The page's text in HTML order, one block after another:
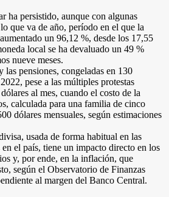
ha persistido, aunque con algunas
que va de año, período en el que la
un 96,12 %, desde los 17,55
local se ha devaluado un 49 %
nueve meses.
pensiones, congeladas en 130
pese a las múltiples protestas
al mes, cuando el costo de la
calculada para una familia de cinco
dólares mensuales, según estimaciones
usada de forma habitual en las
el país, tiene un impacto directo en los
y, por ende, en la inflación, que
según el Observatorio de Finanzas
al margen del Banco Central.